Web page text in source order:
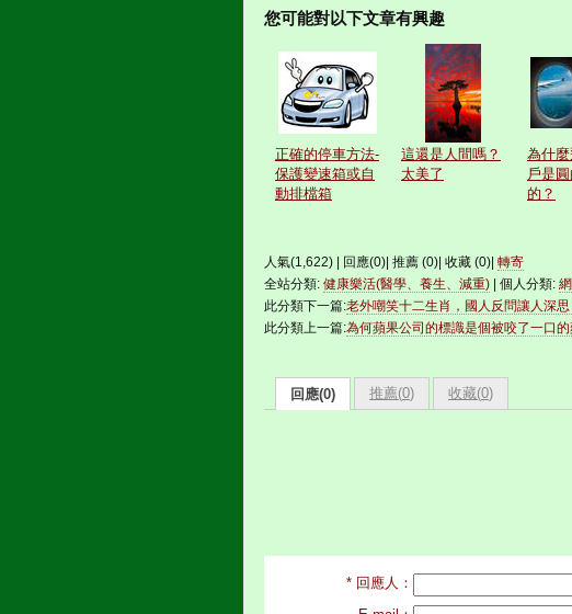
您可能對以下文章有興趣
正確的停車方法-
保護變速箱或自
動排檔箱
這還是人間嗎？
太美了
為什
戶是
的？
人氣(1,622) | 回應(0)| 推薦 (0)| 收藏 (0)| 轉寄
全站分類: 健康樂活(醫學、養生、減重) | 個人分類:
此分類下一篇:老外嘲笑十二生肖，國人反問讓人深思
此分類上一篇:為何蘋果公司的標識是個被咬了一口的
回應(0) 推薦(0) 收藏(0)
* 回應人：